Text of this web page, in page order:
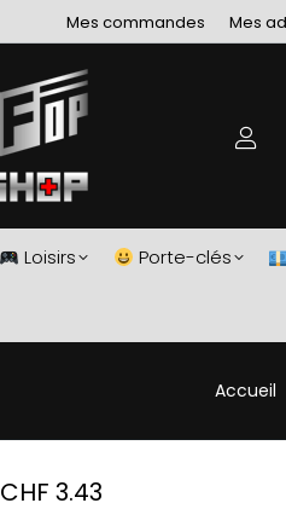
Mes commandes Mes
Loisirs Porte-clés
Vous
Accueil
CHF 3.43